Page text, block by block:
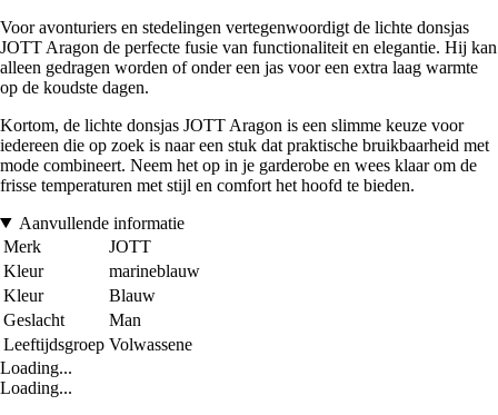
Voor avonturiers en stedelingen vertegenwoordigt de lichte donsjas
JOTT Aragon de perfecte fusie van functionaliteit en elegantie. Hij kan
alleen gedragen worden of onder een jas voor een extra laag warmte
op de koudste dagen.
Kortom, de lichte donsjas JOTT Aragon is een slimme keuze voor
iedereen die op zoek is naar een stuk dat praktische bruikbaarheid met
mode combineert. Neem het op in je garderobe en wees klaar om de
frisse temperaturen met stijl en comfort het hoofd te bieden.
Aanvullende informatie
Merk
JOTT
Kleur
marineblauw
Kleur
Blauw
Geslacht
Man
Leeftijdsgroep Volwassene
Loading...
Loading...